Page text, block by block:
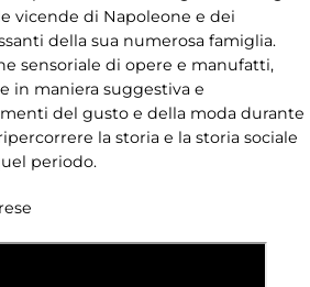
vicende di Napoleone e dei
della sua numerosa famiglia.
sensoriale di opere e manufatti,
in maniera suggestiva e
del gusto e della moda durante
la storia e la storia sociale
periodo.